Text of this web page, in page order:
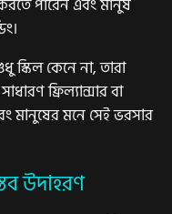
স্কিল কেনে না, তারা
ফ্রিল্যান্সার বা
মানুষের মনে সেই ভরসার
উদাহরণ